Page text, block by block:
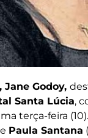
Jane Godoy,
Santa Lúcia,
terça-feira
Paula Santana (